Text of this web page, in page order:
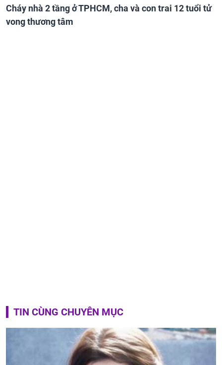
Cháy nhà 2 tầng ở TPHCM, cha và con trai 12 tuổi tử
vong thương tâm
TIN CÙNG CHUYÊN MỤC